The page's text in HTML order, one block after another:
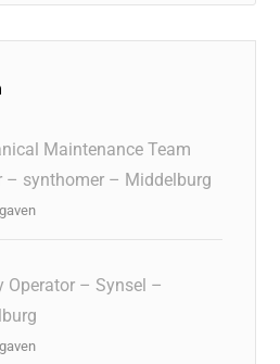
Maintenance Team
– synthomer – Middelburg
Operator – Synsel –